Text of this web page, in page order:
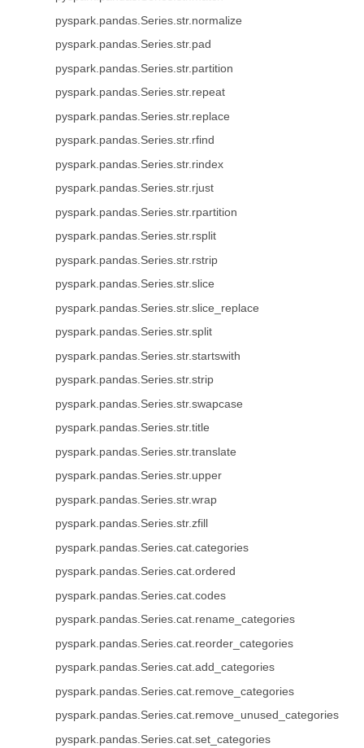
pyspark.pandas.Series.str.normalize
pyspark.pandas.Series.str.pad
pyspark.pandas.Series.str.partition
pyspark.pandas.Series.str.repeat
pyspark.pandas.Series.str.replace
pyspark.pandas.Series.str.rfind
pyspark.pandas.Series.str.rindex
pyspark.pandas.Series.str.rjust
pyspark.pandas.Series.str.rpartition
pyspark.pandas.Series.str.rsplit
pyspark.pandas.Series.str.rstrip
pyspark.pandas.Series.str.slice
pyspark.pandas.Series.str.slice_replace
pyspark.pandas.Series.str.split
pyspark.pandas.Series.str.startswith
pyspark.pandas.Series.str.strip
pyspark.pandas.Series.str.swapcase
pyspark.pandas.Series.str.title
pyspark.pandas.Series.str.translate
pyspark.pandas.Series.str.upper
pyspark.pandas.Series.str.wrap
pyspark.pandas.Series.str.zfill
pyspark.pandas.Series.cat.categories
pyspark.pandas.Series.cat.ordered
pyspark.pandas.Series.cat.codes
pyspark.pandas.Series.cat.rename_categories
pyspark.pandas.Series.cat.reorder_categories
pyspark.pandas.Series.cat.add_categories
pyspark.pandas.Series.cat.remove_categories
pyspark.pandas.Series.cat.remove_unused_categories
pyspark.pandas.Series.cat.set_categories